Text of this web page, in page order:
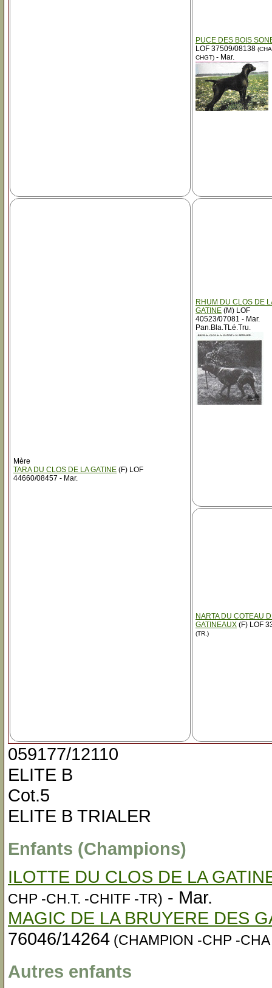
PUCE DES BOIS
LOF 37509/08138
CHGT) - Mar.
Mère
TARA DU CLOS DE LA GATINE (F) LOF
44660/08457 - Mar.
RHUM DU CLOS DE
GATINE (M) LOF
40523/07081 - Mar.
Pan.Bla.TLé.Tru.
NARTA DU COTEAU
GATINEAUX (F) LOF
(TR.)
059177/12110
ELITE B
Cot.5
ELITE B TRIALER
Enfants (Champions)
ILOTTE DU CLOS DE LA
CHP -CH.T. -CHITF -TR) - Mar.
MAGIC DE LA BRUYERE DES
76046/14264 (CHAMPION -CHP -
Autres enfants